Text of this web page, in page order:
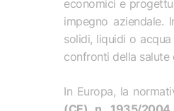
economici e
impegno aziendale.
solidi, liquidi o
confronti della salute
In Europa, la